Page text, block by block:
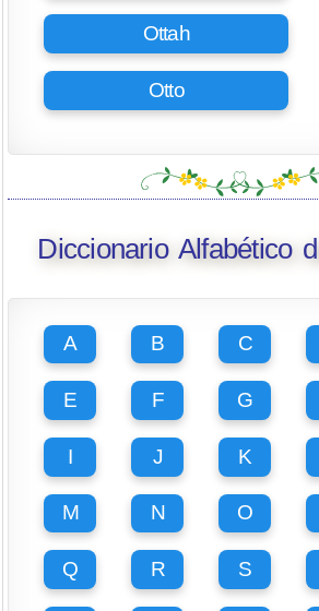
Ottah
Otto
Diccionario Alfabético
A B C
E F G
I J K
M N O
Q R S